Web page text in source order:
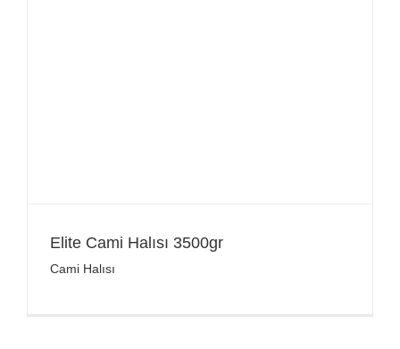
Elite Cami Halısı 3500gr
Cami Halısı